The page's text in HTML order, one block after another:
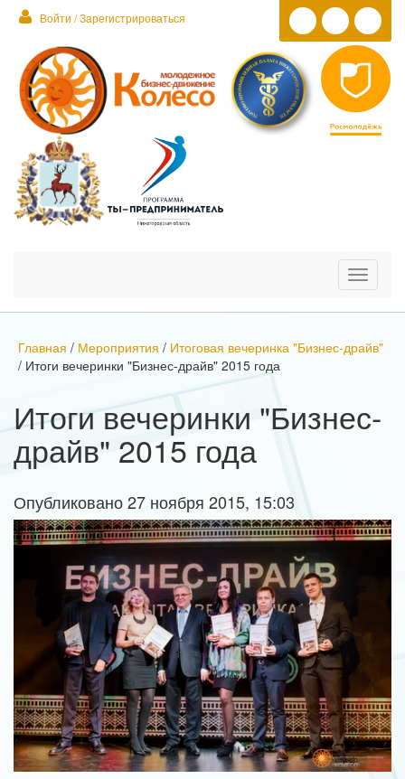
Войти / Зарегистрироваться
Toggle
Главная / Мероприятия / Итоговая вечеринка "Бизнес-драйв"
/ Итоги вечеринки "Бизнес-драйв" 2015 года
Итоги вечеринки "Бизнес-
драйв" 2015 года
Опубликовано 27 ноября 2015, 15:03